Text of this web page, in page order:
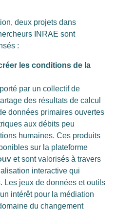
deux projets dans
INRAE sont
:
les conditions de la
par un collectif de
des résultats de calcul
données primaires ouvertes
aux débits peu
humaines. Ces produits
sur la plateforme
et sont valorisés à travers
interactive qui
Les jeux de données et outils
intérêt pour la médiation
du changement